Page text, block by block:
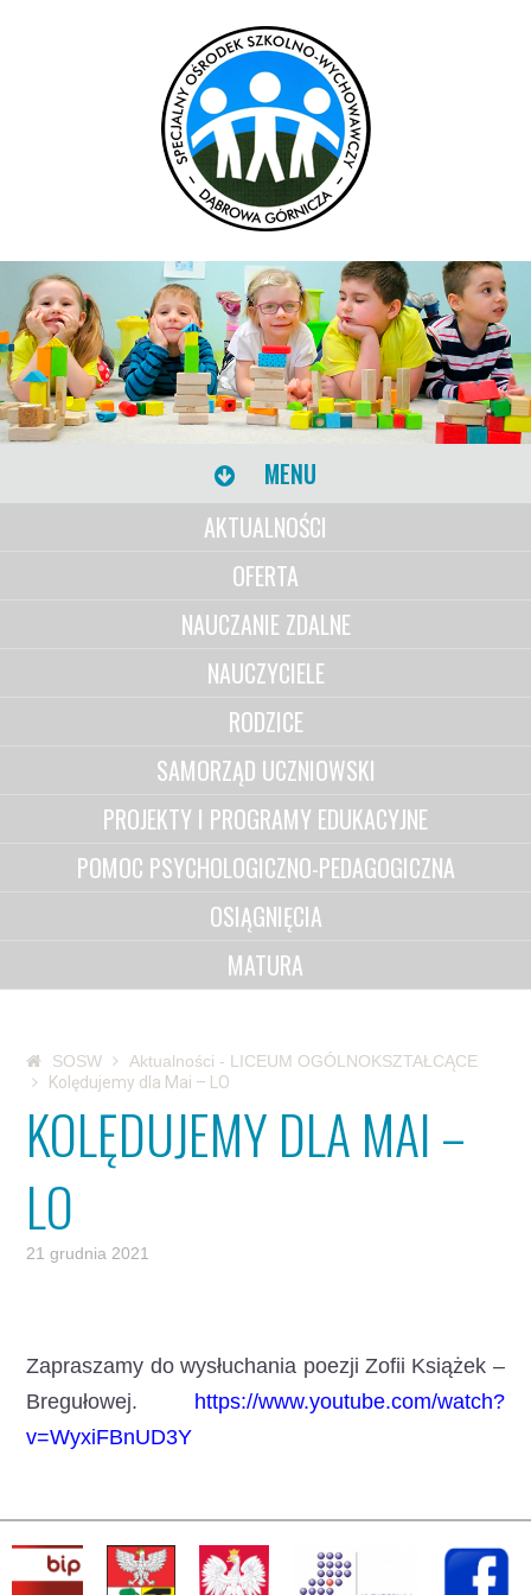
MENU
AKTUALNOŚCI
OFERTA
NAUCZANIE ZDALNE
NAUCZYCIELE
RODZICE
SAMORZĄD UCZNIOWSKI
PROJEKTY I PROGRAMY EDUKACYJNE
POMOC PSYCHOLOGICZNO-PEDAGOGICZNA
OSIĄGNIĘCIA
MATURA
SOSW
Aktualności - LICEUM OGÓLNOKSZTAŁCĄCE
Kolędujemy dla Mai – LO
KOLĘDUJEMY DLA MAI –
LO
21 grudnia 2021
Zapraszamy do wysłuchania poezji Zofii Książek –
Bregułowej.
https://www.youtube.com/watch?
v=WyxiFBnUD3Y